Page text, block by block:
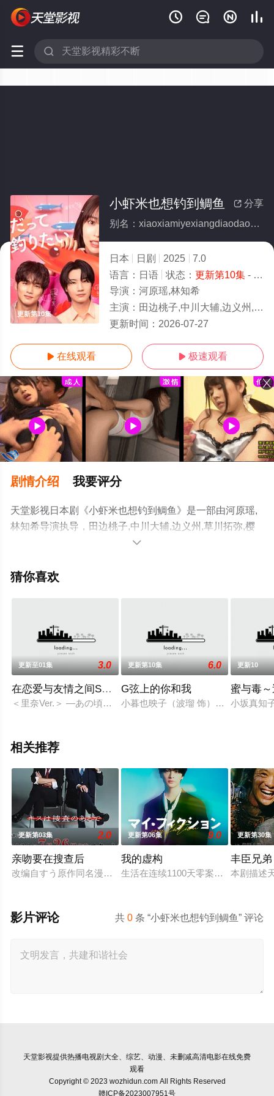
   
 
更新第10集
 分享
小虾米也想钓到鲷鱼
别名：xiaoxiamiyexiangdiaodaodiaoyu
日本 日剧 2025
7.0
语言： 日语 状态： 更新第10集- 免费在线观看
导演： 河原瑶,林知希
主演： 田边桃子,中川大辅,边义州,草川拓弥,樱田通,加藤史帆,新川优爱,桥本爱实,中田青渚
更新时间： 2026-07-27
 在线观看  极速观看
剧情介绍 我要评分
天堂影视日本剧《小虾米也想钓到鲷鱼》是一部由河原瑶,
林知希导演执导，田边桃子,中川大辅,边义州,草川拓弥,樱
田通,加藤史帆,新川优爱,桥本爱实,中田青渚等演员精彩演
全集就上天堂电影网，更多相关信息可移步至豆瓣电视

猜你喜欢
更新至01集 3.0
在恋爱与友情之间SPECIAL
＜里奈Ver.＞ ―あの頃の二人を、君はまだ覚えてる...？ 誰も
更新第10集 6.0
G弦上的你和我
小暮也映子（波瑠 饰）即将和相恋
更新10
蜜与毒
小坂真知
相关推荐
更新第03集 2.0
亲吻要在搜查后
改编自すう原作同名漫画《キスは捜査のあとで》。「恋爱不
更新第06集 9.0
我的虚构
生活在连续1100天零案件、和平安宁
更新第30集
丰臣兄
本剧描述
共0 条 “小虾米也想钓到鲷鱼” 评论
影片评论
天堂影视提供热播电视剧大全、综艺、动漫、未删减高清电影在线免费
观看
Copyright © 2023 wozhidun.com All Rights Reserved
赣ICP备2023007951号